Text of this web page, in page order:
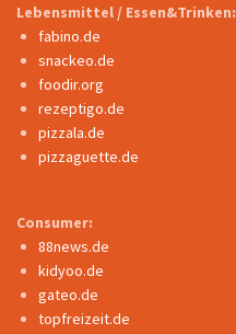
Lebensmittel / Essen&Trinken:
fabino.de
snackeo.de
foodir.org
rezeptigo.de
pizzala.de
pizzaguette.de
Consumer:
88news.de
kidyoo.de
gateo.de
topfreizeit.de